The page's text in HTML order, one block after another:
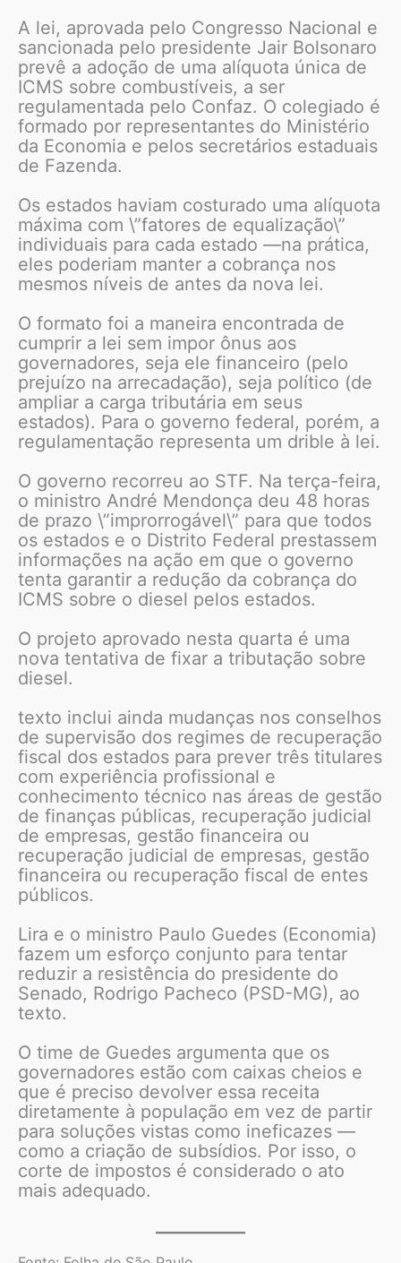
A lei, aprovada pelo Congresso Nacional e
sancionada pelo presidente Jair Bolsonaro
prevê a adoção de uma alíquota única de
ICMS sobre combustíveis, a ser
regulamentada pelo Confaz. O colegiado é
formado por representantes do Ministério
da Economia e pelos secretários estaduais
de Fazenda.
Os estados haviam costurado uma alíquota
máxima com \”fatores de equalização\”
individuais para cada estado —na prática,
eles poderiam manter a cobrança nos
mesmos níveis de antes da nova lei.
O formato foi a maneira encontrada de
cumprir a lei sem impor ônus aos
governadores, seja ele financeiro (pelo
prejuízo na arrecadação), seja político (de
ampliar a carga tributária em seus
estados). Para o governo federal, porém, a
regulamentação representa um drible à lei.
O governo recorreu ao STF. Na terça-feira,
o ministro André Mendonça deu 48 horas
de prazo \”improrrogável\” para que todos
os estados e o Distrito Federal prestassem
informações na ação em que o governo
tenta garantir a redução da cobrança do
ICMS sobre o diesel pelos estados.
O projeto aprovado nesta quarta é uma
nova tentativa de fixar a tributação sobre
diesel.
texto inclui ainda mudanças nos conselhos
de supervisão dos regimes de recuperação
fiscal dos estados para prever três titulares
com experiência profissional e
conhecimento técnico nas áreas de gestão
de finanças públicas, recuperação judicial
de empresas, gestão financeira ou
recuperação judicial de empresas, gestão
financeira ou recuperação fiscal de entes
públicos.
Lira e o ministro Paulo Guedes (Economia)
fazem um esforço conjunto para tentar
reduzir a resistência do presidente do
Senado, Rodrigo Pacheco (PSD-MG), ao
texto.
O time de Guedes argumenta que os
governadores estão com caixas cheios e
que é preciso devolver essa receita
diretamente à população em vez de partir
para soluções vistas como ineficazes —
como a criação de subsídios. Por isso, o
corte de impostos é considerado o ato
mais adequado.